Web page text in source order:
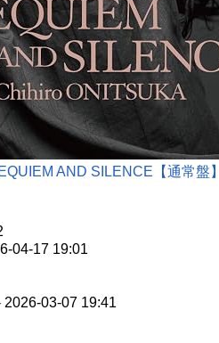
AND SILENCE【通常盤】
04-17 19:01
2026-03-07 19:41